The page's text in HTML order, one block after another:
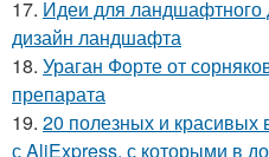
17. Идеи для
дизайн ландшафта
18. Ураган Форте от
препарата
19. 20 полезных и
с AliExpress, с которыми в